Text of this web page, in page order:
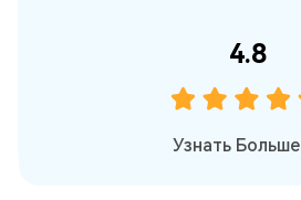
4.8
Узнать Больше